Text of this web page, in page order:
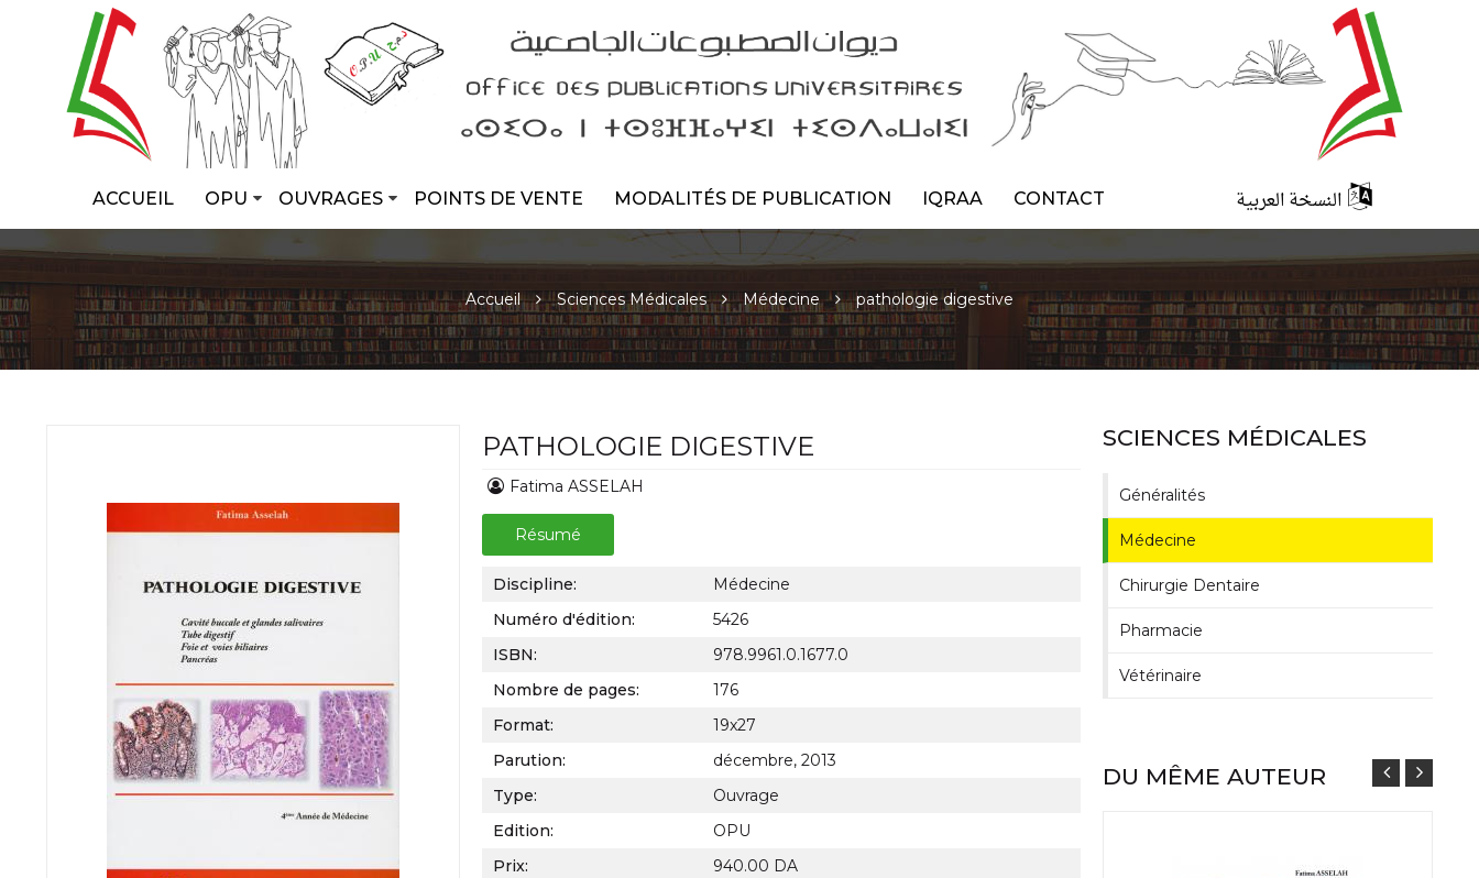
ACCUEIL OPU OUVRAGES POINTS DE VENTE MODALITÉS DE PUBLICATION IQRAA CONTACT النسخة العربية
Accueil Sciences Médicales Médecine pathologie digestive
PATHOLOGIE DIGESTIVE
Fatima ASSELAH
Résumé
Discipline:
Médecine
Numéro d'édition:
5426
ISBN:
978.9961.0.1677.0
Nombre de pages:
176
Format:
19x27
Parution:
décembre, 2013
Type:
Ouvrage
Edition:
OPU
Prix:
940.00 DA
SCIENCES MÉDICALES
Généralités
Médecine
Chirurgie Dentaire
Pharmacie
Vétérinaire
DU MÊME AUTEUR